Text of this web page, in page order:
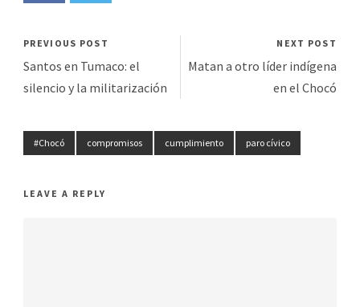
PREVIOUS POST
Santos en Tumaco: el
silencio y la militarización
NEXT POST
Matan a otro líder indígena
en el Chocó
#Chocó compromisos cumplimiento paro cívico
LEAVE A REPLY